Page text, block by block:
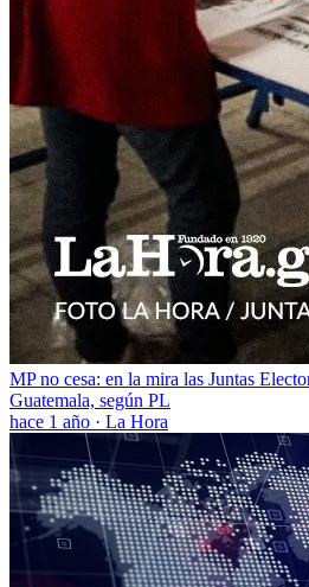
MP no cesa: en la mira las Juntas
Guatemala, según PL
hace 1 año · La Hora